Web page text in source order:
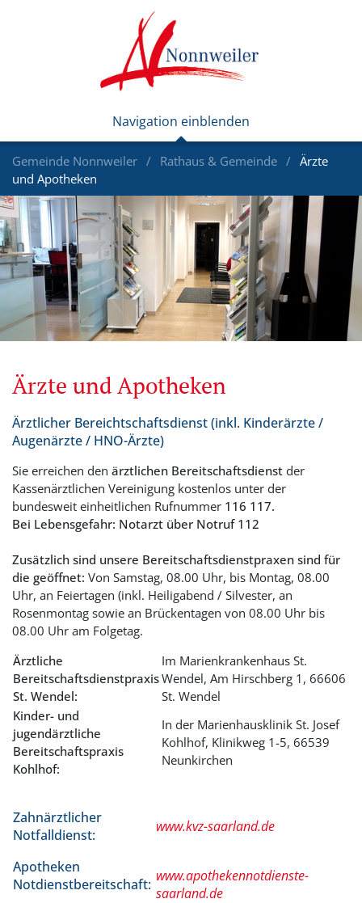
Gemeinde Nonnweiler Rathaus & Gemeinde
Ärzte
und Apotheken
Ärzte und Apotheken
Ärztlicher Bereichtschaftsdienst (inkl. Kinderärzte /
Augenärzte / HNO-Ärzte)
Sie erreichen den ärztlichen Bereitschaftsdienst der
Kassenärztlichen Vereinigung kostenlos unter der
bundesweit einheitlichen Rufnummer 116 117.
Bei Lebensgefahr: Notarzt über Notruf 112
Zusätzlich sind unsere Bereitschaftsdienstpraxen sind für
die geöffnet: Von Samstag, 08.00 Uhr, bis Montag, 08.00
Uhr, an Feiertagen (inkl. Heiligabend / Silvester, an
Rosenmontag sowie an Brückentagen von 08.00 Uhr bis
08.00 Uhr am Folgetag.
Ärztliche
Bereitschaftsdienstpraxis
St. Wendel:
Im Marienkrankenhaus St.
Wendel, Am Hirschberg 1, 66606
St. Wendel
Kinder- und
jugendärztliche
Bereitschaftspraxis
Kohlhof:
In der Marienhausklinik St. Josef
Kohlhof, Klinikweg 1-5, 66539
Neunkirchen
Zahnärztlicher
Notfalldienst:
www.kvz-saarland.de
Apotheken
Notdienstbereitschaft: www.apothekennotdienste-
saarland.de